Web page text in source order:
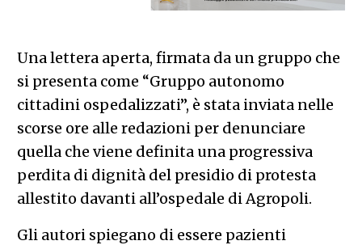
Una lettera aperta, firmata da un gruppo che
si presenta come “Gruppo autonomo
cittadini ospedalizzati”, è stata inviata nelle
scorse ore alle redazioni per denunciare
quella che viene definita una progressiva
perdita di dignità del presidio di protesta
allestito davanti all’ospedale di Agropoli.
Gli autori spiegano di essere pazienti